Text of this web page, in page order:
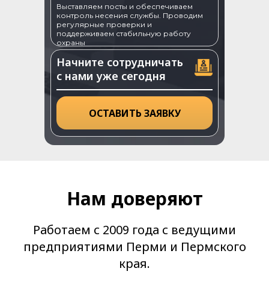
Выставляем посты и обеспечиваем
контроль несения службы. Проводим
регулярные проверки и
поддерживаем стабильную работу
охраны
Начните сотрудничать
с нами уже сегодня
ОСТАВИТЬ ЗАЯВКУ
Нам доверяют
Работаем с 2009 года с ведущими
предприятиями Перми и Пермского
края.